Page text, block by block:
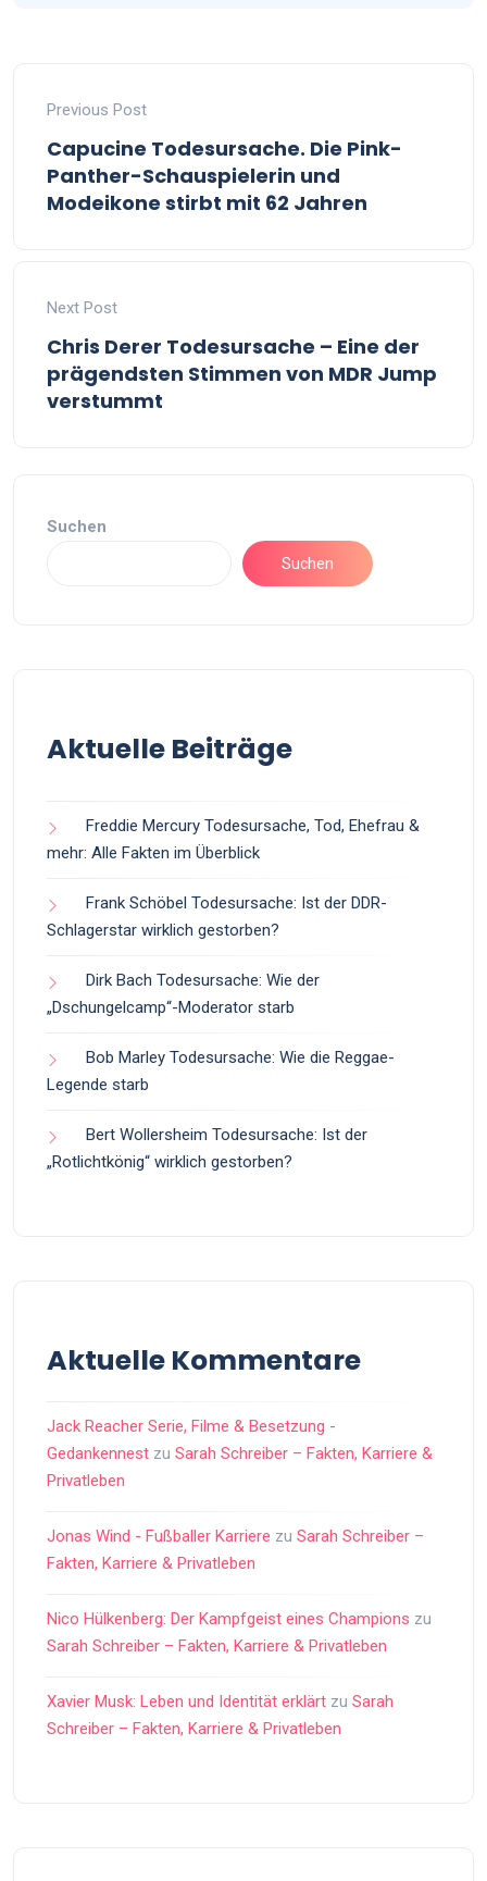
Previous Post
Capucine Todesursache. Die Pink-
Panther-Schauspielerin und
Modeikone stirbt mit 62 Jahren
Next Post
Chris Derer Todesursache – Eine der
prägendsten Stimmen von MDR Jump
verstummt
Suchen
Suchen
Aktuelle Beiträge
Freddie Mercury Todesursache, Tod, Ehefrau &
mehr: Alle Fakten im Überblick
Frank Schöbel Todesursache: Ist der DDR-
Schlagerstar wirklich gestorben?
Dirk Bach Todesursache: Wie der
„Dschungelcamp“-Moderator starb
Bob Marley Todesursache: Wie die Reggae-
Legende starb
Bert Wollersheim Todesursache: Ist der
„Rotlichtkönig“ wirklich gestorben?
Aktuelle Kommentare
Jack Reacher Serie, Filme & Besetzung -
Gedankennest zu Sarah Schreiber – Fakten, Karriere &
Privatleben
Jonas Wind - Fußballer Karriere zu Sarah Schreiber –
Fakten, Karriere & Privatleben
Nico Hülkenberg: Der Kampfgeist eines Champions zu
Sarah Schreiber – Fakten, Karriere & Privatleben
Xavier Musk: Leben und Identität erklärt zu Sarah
Schreiber – Fakten, Karriere & Privatleben